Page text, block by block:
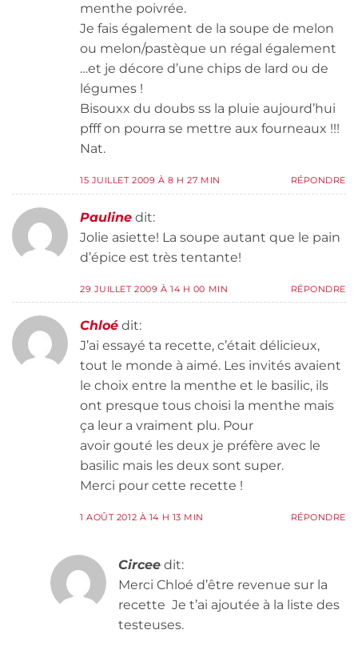
menthe poivrée.
Je fais également de la soupe de melon
ou melon/pastèque un régal également
…et je décore d’une chips de lard ou de
légumes !
Bisouxx du doubs ss la pluie aujourd’hui
pfff on pourra se mettre aux fourneaux !!!
Nat.
15 JUILLET 2009 À 8 H 27 MIN RÉPONDRE
Pauline dit:
Jolie asiette! La soupe autant que le pain
d’épice est très tentante!
29 JUILLET 2009 À 14 H 00 MIN RÉPONDRE
Chloé dit:
J’ai essayé ta recette, c’était délicieux,
tout le monde à aimé. Les invités avaient
le choix entre la menthe et le basilic, ils
ont presque tous choisi la menthe mais
ça leur a vraiment plu. Pour
avoir gouté les deux je préfère avec le
basilic mais les deux sont super.
Merci pour cette recette !
1 AOÛT 2012 À 14 H 13 MIN RÉPONDRE
Circee dit:
Merci Chloé d’être revenue sur la
recette Je t’ai ajoutée à la liste des
testeuses.